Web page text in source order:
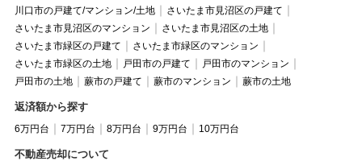
川口市の戸建て/マンション/土地
さいたま市見沼区の戸建て
さいたま市見沼区のマンション
さいたま市見沼区の土地
さいたま市緑区の戸建て
さいたま市緑区のマンション
さいたま市緑区の土地
戸田市の戸建て
戸田市のマンション
戸田市の土地
蕨市の戸建て 蕨市のマンション 蕨市の土地
返済額から探す
6万円台 7万円台 8万円台 9万円台 10万円台
不動産売却について